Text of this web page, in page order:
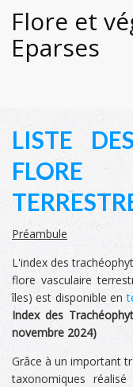
Flore et
Eparses
LISTE
FLORE
Préambule
L'index des
flore vasculaire
îles) est disponible en
Index des
novembre 2024)
Grâce à un important
taxonomiques